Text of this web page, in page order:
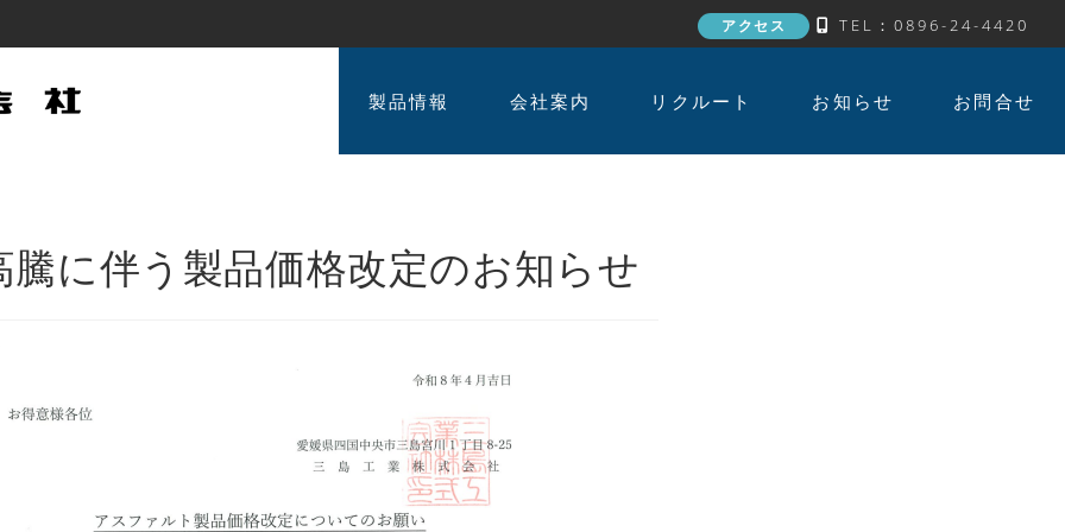
アクセス TEL：0896-24-4420
製品情報 会社案内 リクルート お知らせ お問合せ
騰に伴う製品価格改定のお知らせ